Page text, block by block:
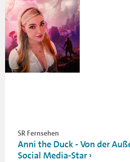
SR Fernsehen
Anni the Duck - Von der
Social Media-Star